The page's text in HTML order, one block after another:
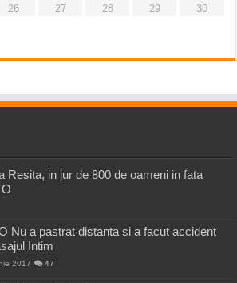
26 27 28 29
30
Resita, in jur de 800 de oameni in fata
Nu a pastrat distanta si a facut accident
Intim
2017 47